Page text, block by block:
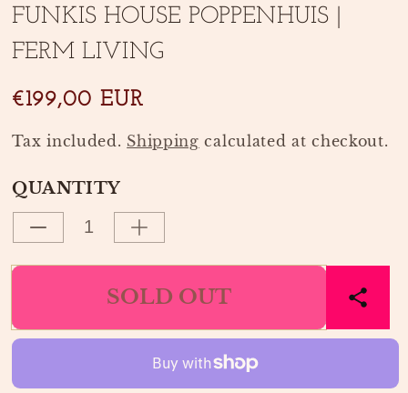
modal
modal
FUNKIS HOUSE POPPENHUIS |
FERM LIVING
€199,00 EUR
Tax included. Shipping calculated at checkout.
QUANTITY
Decrease
POPPENHUIS
Increase
FUNKIS
POPPENHUIS
FERM
SOLD OUT